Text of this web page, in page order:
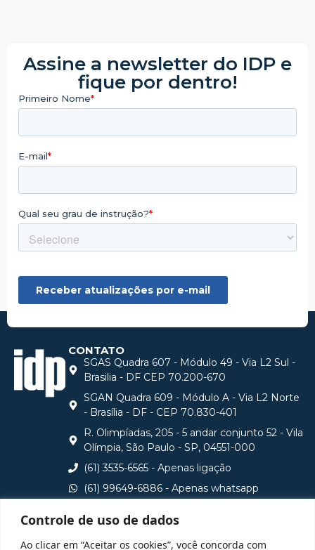
Controle de uso de dados
Ao clicar em “Aceitar os cookies”, você concorda com
Assine a newsletter do IDP e
fique por dentro!
CONTATO
SGAS Quadra 607 - Módulo 49 - Via L2 Sul -
Brasilia - DF CEP 70.200-670
SGAN Quadra 609 - Módulo A - Via L2 Norte
- Brasília - DF - CEP 70.830-401
R. Olimpíadas, 205 - 5 andar conjunto 52 - Vila
Olímpia, São Paulo - SP, 04551-000
(61) 3535-6565 - Apenas ligação
(61) 99649-6886 - Apenas whatsapp
Consulte aqui o cadastro da Instituição no Sistema e-
MEC